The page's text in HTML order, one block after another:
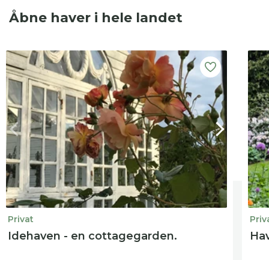
Åbne haver i hele landet
Privat
Idehaven - en cottagegarden.